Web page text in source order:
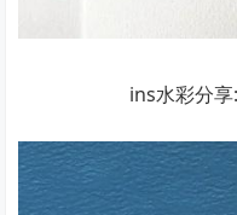
ins水彩分